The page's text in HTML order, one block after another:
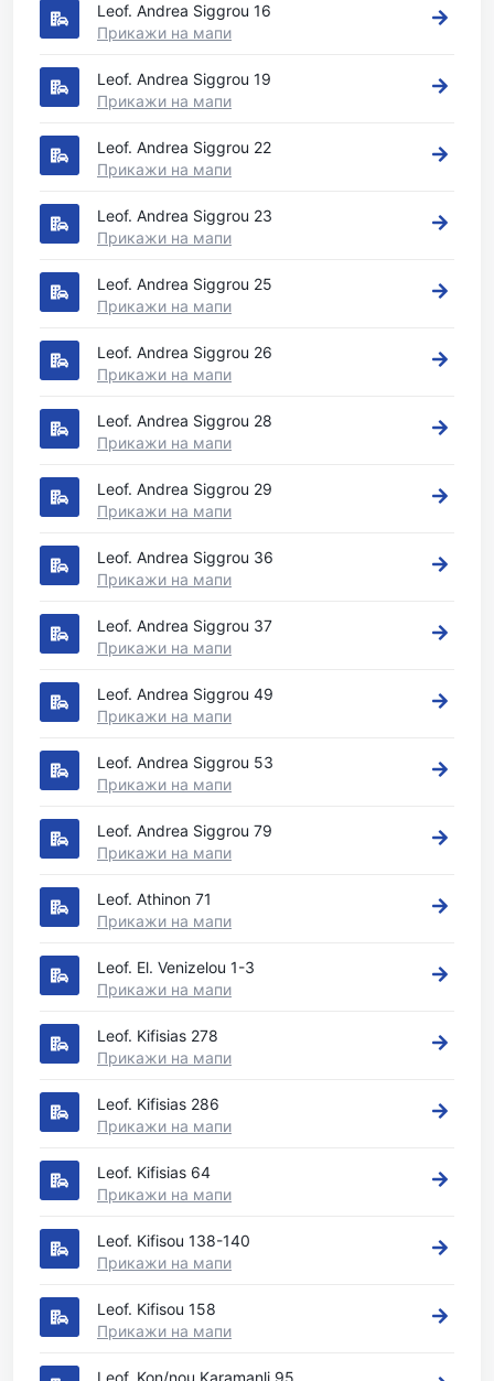
Leof. Andrea Siggrou 16
Прикажи на мапи
Leof. Andrea Siggrou 19
Прикажи на мапи
Leof. Andrea Siggrou 22
Прикажи на мапи
Leof. Andrea Siggrou 23
Прикажи на мапи
Leof. Andrea Siggrou 25
Прикажи на мапи
Leof. Andrea Siggrou 26
Прикажи на мапи
Leof. Andrea Siggrou 28
Прикажи на мапи
Leof. Andrea Siggrou 29
Прикажи на мапи
Leof. Andrea Siggrou 36
Прикажи на мапи
Leof. Andrea Siggrou 37
Прикажи на мапи
Leof. Andrea Siggrou 49
Прикажи на мапи
Leof. Andrea Siggrou 53
Прикажи на мапи
Leof. Andrea Siggrou 79
Прикажи на мапи
Leof. Athinon 71
Прикажи на мапи
Leof. El. Venizelou 1-3
Прикажи на мапи
Leof. Kifisias 278
Прикажи на мапи
Leof. Kifisias 286
Прикажи на мапи
Leof. Kifisias 64
Прикажи на мапи
Leof. Kifisou 138-140
Прикажи на мапи
Leof. Kifisou 158
Прикажи на мапи
Leof. Kon/nou Karamanli 95